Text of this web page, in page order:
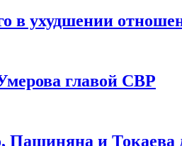
в ухудшении
главой СВР
Пашиняна и Токаева